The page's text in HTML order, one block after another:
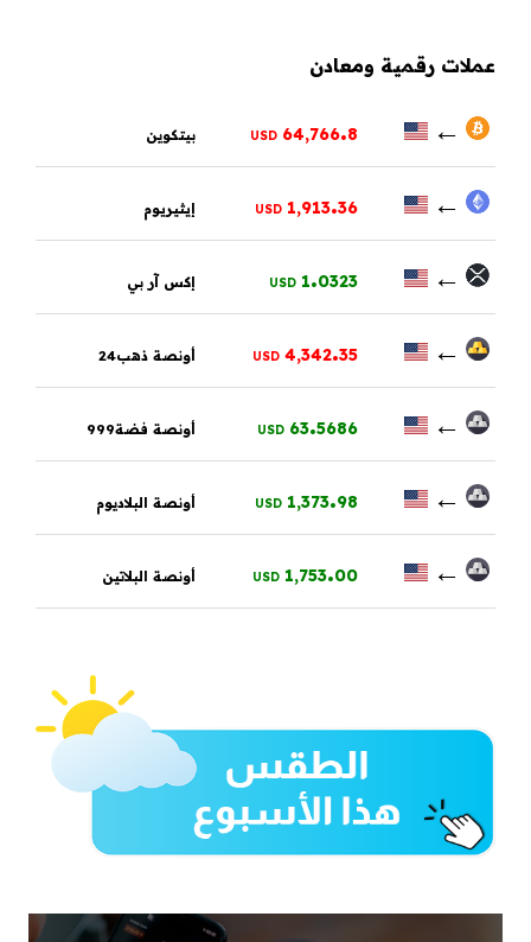
عملات رقمية ومعادن
←
64,766.8
USD بيتكوين
←
1,913.36
USD إيثيريوم
←
1.0323
USD إكس آر بي
←
4,342.35
USD أونصة ذهب24
←
63.5686
USD أونصة فضة999
←
1,373.98
USD أونصة البلاديوم
←
1,753.00
USD أونصة البلاتين